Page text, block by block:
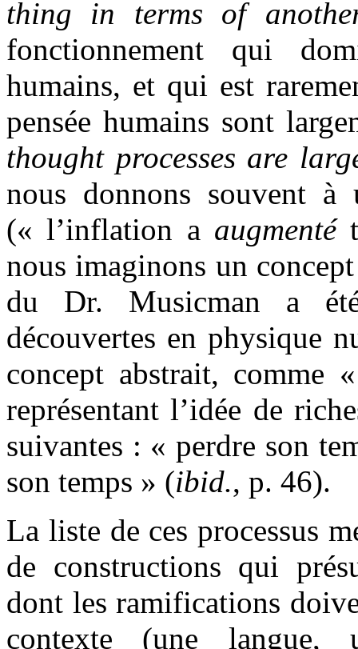
thing in terms of
fonctionnement qui
humains, et qui est
pensée humains sont
thought processes are
nous donnons souvent à
(« l’inflation a augmenté
nous imaginons un
du Dr. Musicman a
découvertes en physique
concept abstrait, comme
représentant l’idée de
suivantes : « perdre son
son temps » (ibid., p. 46).
La liste de ces processus
de constructions qui
dont les ramifications
contexte (une langue,